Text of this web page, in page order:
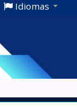
Idiomas